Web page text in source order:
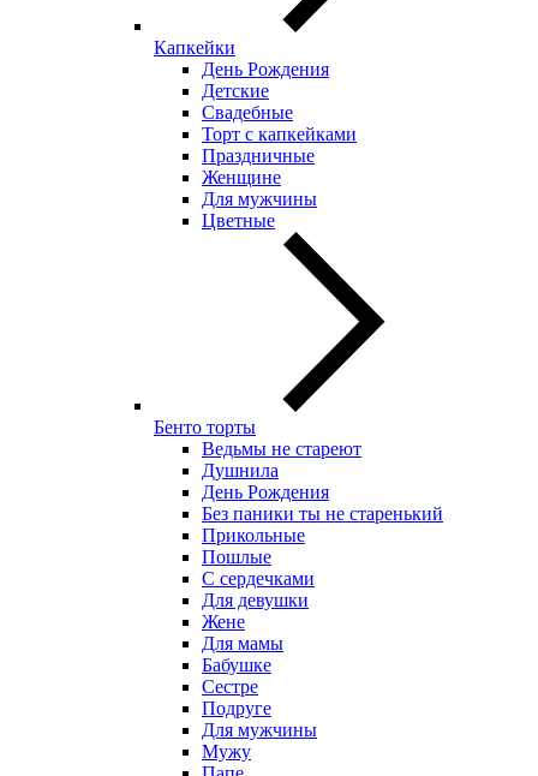
Капкейки
День Рождения
Детские
Свадебные
Торт с капкейками
Праздничные
Женщине
Для мужчины
Цветные
Бенто торты
Ведьмы не стареют
Душнила
День Рождения
Без паники ты не старенький
Прикольные
Пошлые
С сердечками
Для девушки
Жене
Для мамы
Бабушке
Сестре
Подруге
Для мужчины
Мужу